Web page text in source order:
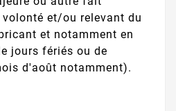
et/ou relevant du
et notamment en
jours fériés ou de
d'août notamment).